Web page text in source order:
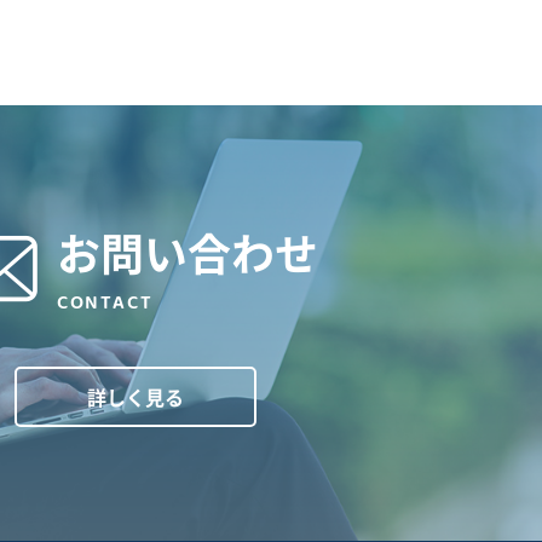
お問い合わせ
CONTACT
詳しく見る